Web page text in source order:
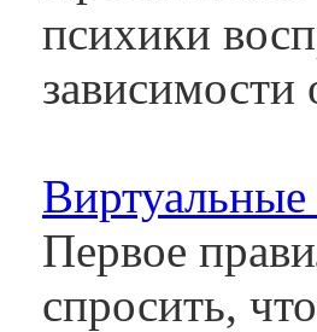
психики
зависимости
Первое
спросить,